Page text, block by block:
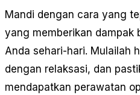
Mandi dengan cara yang
yang memberikan dampak
Anda sehari-hari. Mulailah
dengan relaksasi, dan
mendapatkan perawatan